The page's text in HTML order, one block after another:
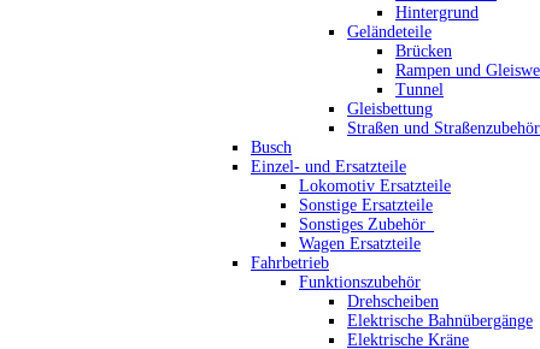
Hintergrund
Geländeteile
Brücken
Rampen und
Tunnel
Gleisbettung
Straßen und Straßenzubehör
Busch
Einzel- und Ersatzteile
Lokomotiv Ersatzteile
Sonstige Ersatzteile
Sonstiges Zubehör_
Wagen Ersatzteile
Fahrbetrieb
Funktionszubehör
Drehscheiben
Elektrische Bahnübergänge
Elektrische Kräne